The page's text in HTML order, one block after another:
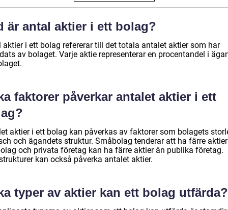
är antal aktier i ett bolag?
aktier i ett bolag refererar till det totala antalet aktier som har
av bolaget. Varje aktie representerar en procentandel i
faktorer påverkar antalet aktier i ett
aktier i ett bolag kan påverkas av faktorer som bolagets
och ägandets struktur. Småbolag tenderar att ha färre
och privata företag kan ha färre aktier än publika företag.
kan också påverka antalet aktier.
typer av aktier kan ett bolag utfärda?